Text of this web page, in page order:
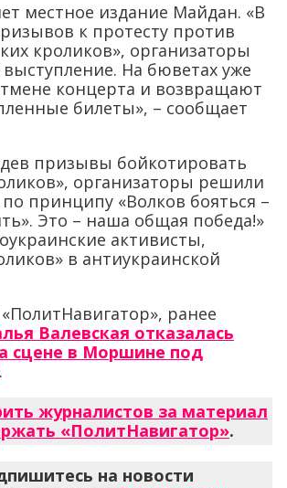
местное издание Майдан. «В
к протесту против
кроликов», организаторы
На бюветах уже
концерта и возвращают
билеты», – сообщает
призывы бойкотировать
организаторы решили
принципу «Волков бояться –
Это – наша общая победа!»
активисты,
в антиукраинской
ранее
Валевская отказалась
сцене в Моршине под
.
журналистов за материал
«ПолитНавигатор».
на новости